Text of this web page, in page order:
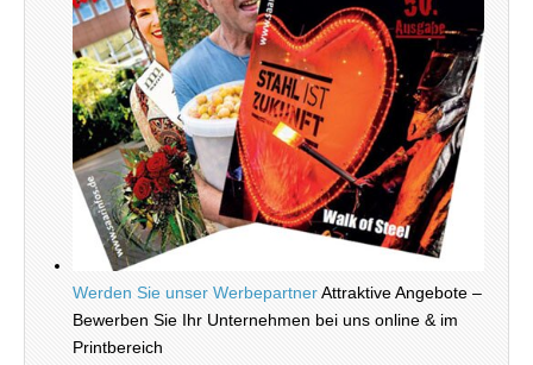
Werden Sie unser WerbepartnerAttraktive Angebote –
Bewerben Sie Ihr Unternehmen bei uns online & im
Printbereich